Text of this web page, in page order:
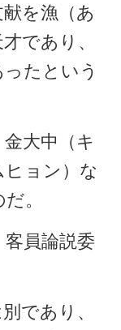
を漁（あ
であり、
たという
大中（キ
ョン）な
。
客員論説委
であり、